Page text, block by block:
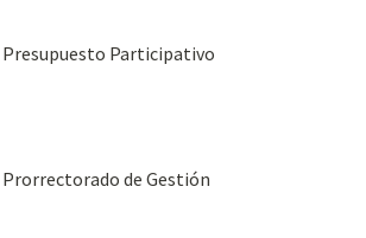
Presupuesto Participativo
Prorrectorado de Gestión